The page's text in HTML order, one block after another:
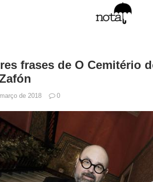
frases de O Cemitério
de 2018 0